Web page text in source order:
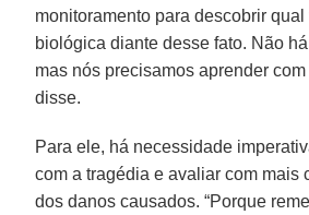
monitoramento para descobrir
biológica diante desse fato. Não
mas nós precisamos aprender com
disse.
Para ele, há necessidade
com a tragédia e avaliar com mais
dos danos causados. “Porque